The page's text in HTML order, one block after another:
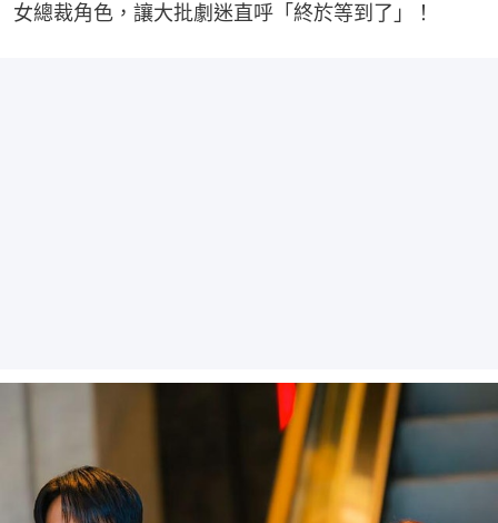
女總裁角色，讓大批劇迷直呼「終於等到了」！